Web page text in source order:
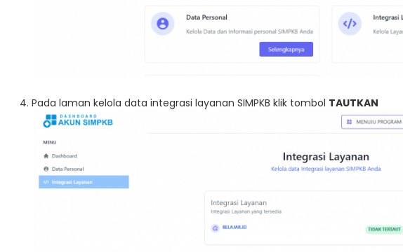
Pada laman kelola data integrasi layanan SIMPKB klik tombol TAUTKAN